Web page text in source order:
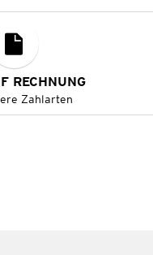
RECHNUNG
Zahlarten